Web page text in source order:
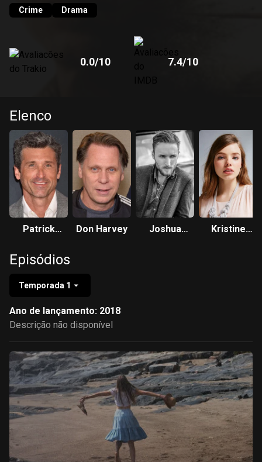
Crime Drama
0.0/10 7.4/10
Elenco
Patrick
Don Harvey
Joshua
Kristine
Episódios
Temporada 1
Ano de lançamento: 2018
Descrição não disponível